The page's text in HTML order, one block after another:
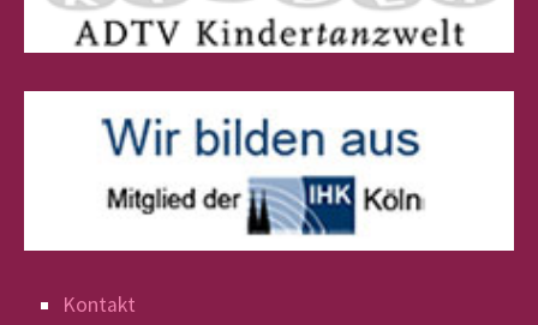
Kontakt